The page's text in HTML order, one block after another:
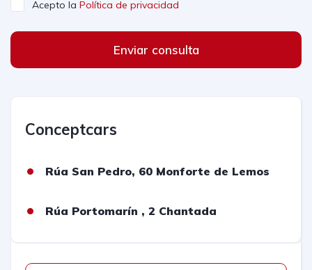
Acepto la Política de privacidad
Enviar consulta
Conceptcars
Rúa San Pedro, 60 Monforte de Lemos
Rúa Portomarín , 2 Chantada